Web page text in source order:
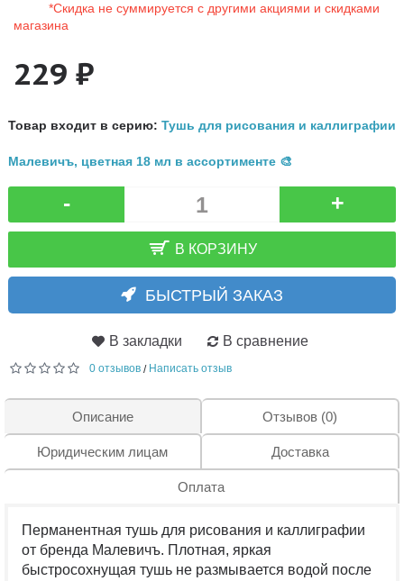
*Скидка не суммируется с другими акциями и скидками
магазина
229 ₽
Товар входит в серию: Тушь для рисования и каллиграфии
Малевичъ, цветная 18 мл в ассортименте 🎨
- +
В КОРЗИНУ
БЫСТРЫЙ ЗАКАЗ
В закладки В сравнение
0 отзывов / Написать отзыв
Описание Отзывов (0)
Юридическим лицам Доставка
Оплата
Перманентная тушь для рисования и каллиграфии
от бренда Малевичъ. Плотная, яркая
быстросохнущая тушь не размывается водой после